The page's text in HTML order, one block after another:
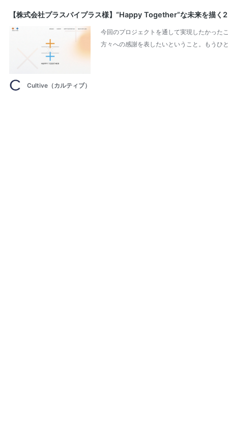
【株式会社プラスバイプラス様】“Happy Together”な未来を描く
今回のプロジェクトを通して実現したかった
方々への感謝を表したいということ。もう
Cultive（カルティブ）